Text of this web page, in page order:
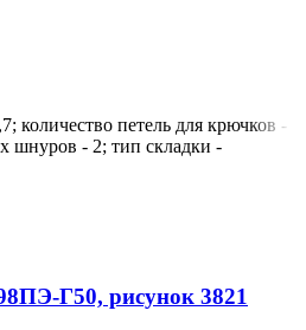
количество петель для крючков -
шнуров - 2; тип складки -
Г50, рисунок 3821